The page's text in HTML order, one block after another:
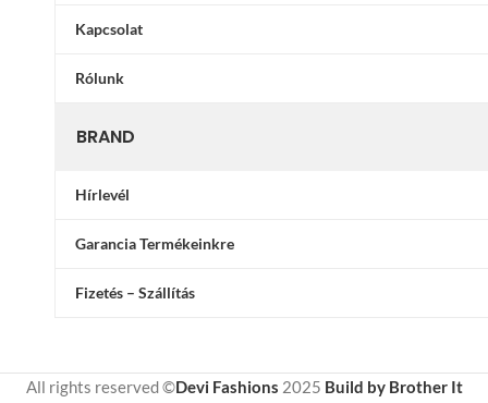
Kapcsolat
Rólunk
BRAND
Hírlevél
Garancia Termékeinkre
Fizetés – Szállítás
All rights reserved ©Devi Fashions 2025 Build by Brother It